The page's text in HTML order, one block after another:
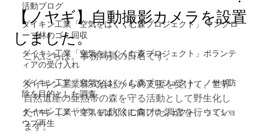
活動ブログ
ダイキン工業「空気をはぐくむ森プロジェクト」 マングロ
ーブ林のゴミ回収
ダイキン工業「空気をはぐくむ森プロジェクト」ボランテ
ィアの受け入れ
ダイキン工業「空気をはぐくむ森プロジェクト」ノヤギ防
除を目的とした調査
ダイキン工業「空気をはぐくむ森プロジェクト」ウミショ
ウブ再生
【ノヤギ】自動撮影カメラを設置
しました。
こんにちは。事務局員の日名です。
ダイキン工業株式会社からの支援を受けて、世界
自然遺産の亜熱帯の森を守る活動として野生化し
たヤギ（ノヤギ）の防除に向けた調査を行ってい
ます。